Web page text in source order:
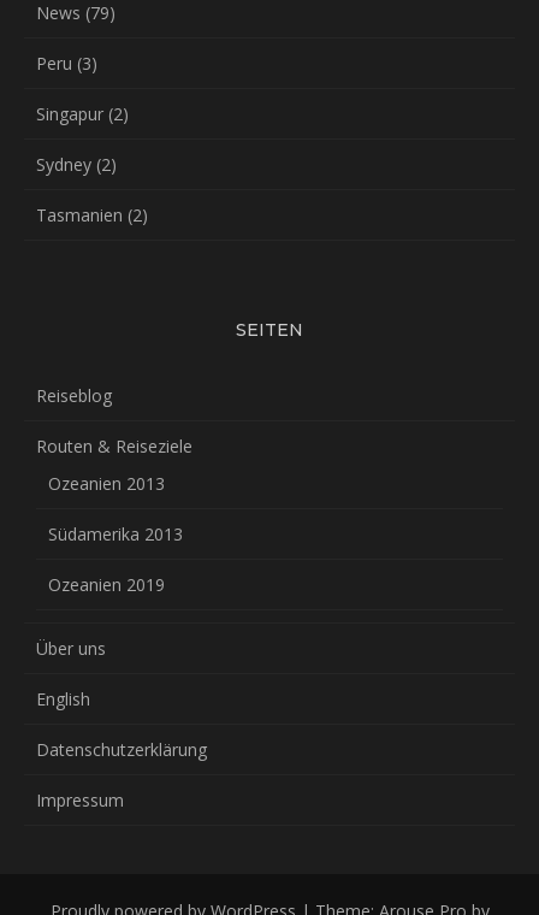
News (79)
Peru (3)
Singapur (2)
Sydney (2)
Tasmanien (2)
SEITEN
Reiseblog
Routen & Reiseziele
Ozeanien 2013
Südamerika 2013
Ozeanien 2019
Über uns
English
Datenschutzerklärung
Impressum